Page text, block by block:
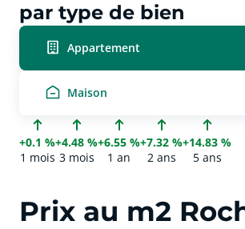
par type de bien
Appartement
Maison
+0.1 %
1 mois
+4.48 %
3 mois
+6.55 %
1 an
+7.32 %
2 ans
+14.83 %
5 ans
Prix au m2